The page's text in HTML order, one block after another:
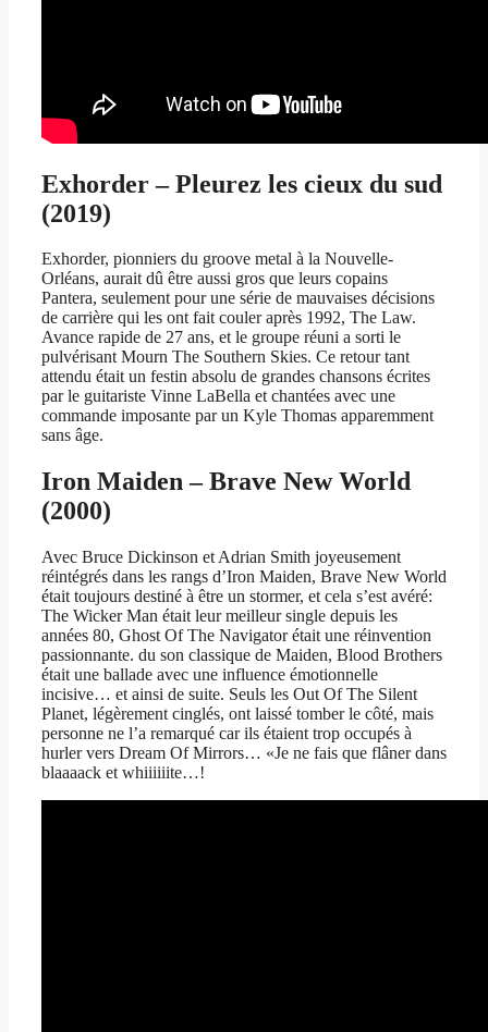
Exhorder – Pleurez les cieux du sud
(2019)
Exhorder, pionniers du groove metal à la Nouvelle-
Orléans, aurait dû être aussi gros que leurs copains
Pantera, seulement pour une série de mauvaises décisions
de carrière qui les ont fait couler après 1992, The Law.
Avance rapide de 27 ans, et le groupe réuni a sorti le
pulvérisant Mourn The Southern Skies. Ce retour tant
attendu était un festin absolu de grandes chansons écrites
par le guitariste Vinne LaBella et chantées avec une
commande imposante par un Kyle Thomas apparemment
sans âge.
Iron Maiden – Brave New World
(2000)
Avec Bruce Dickinson et Adrian Smith joyeusement
réintégrés dans les rangs d’Iron Maiden, Brave New World
était toujours destiné à être un stormer, et cela s’est avéré:
The Wicker Man était leur meilleur single depuis les
années 80, Ghost Of The Navigator était une réinvention
passionnante. du son classique de Maiden, Blood Brothers
était une ballade avec une influence émotionnelle
incisive… et ainsi de suite. Seuls les Out Of The Silent
Planet, légèrement cinglés, ont laissé tomber le côté, mais
personne ne l’a remarqué car ils étaient trop occupés à
hurler vers Dream Of Mirrors… «Je ne fais que flâner dans
blaaaack et whiiiiiite…!